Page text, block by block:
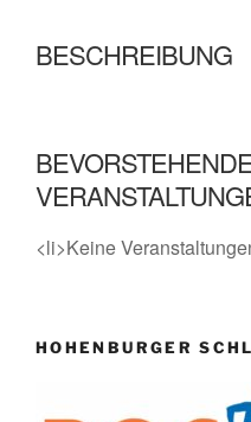
BESCHREIBUNG
<li>Keine
HOHENBURGER